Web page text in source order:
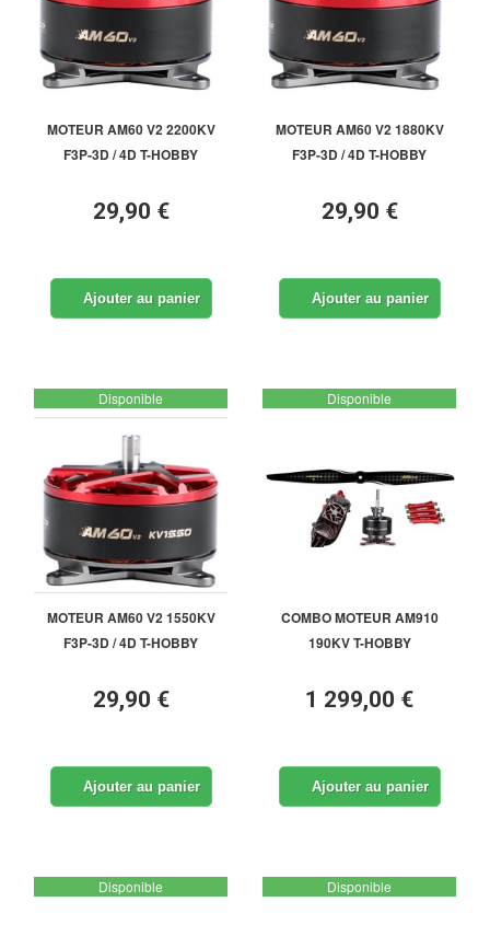
MOTEUR AM60 V2 2200KV
F3P-3D / 4D T-HOBBY
29,90 €
Ajouter au panier
MOTEUR AM60 V2 1880KV
F3P-3D / 4D T-HOBBY
29,90 €
Ajouter au panier
Disponible
MOTEUR AM60 V2 1550KV
F3P-3D / 4D T-HOBBY
29,90 €
Ajouter au panier
Disponible
COMBO MOTEUR AM910
190KV T-HOBBY
1 299,00 €
Ajouter au panier
Disponible Disponible